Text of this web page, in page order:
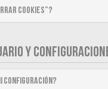
cookies”?
Y
configuración?